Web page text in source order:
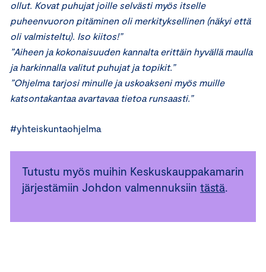
ollut. Kovat puhujat joille selvästi myös itselle
puheenvuoron pitäminen oli merkityksellinen (näkyi että
oli valmisteltu). Iso kiitos!”
”Aiheen ja kokonaisuuden kannalta erittäin hyvällä maulla
ja harkinnalla valitut puhujat ja topikit.”
”Ohjelma tarjosi minulle ja uskoakseni myös muille
katsontakantaa avartavaa tietoa runsaasti.”
#yhteiskuntaohjelma
Tutustu myös muihin Keskuskauppakamarin
järjestämiin Johdon valmennuksiin tästä.